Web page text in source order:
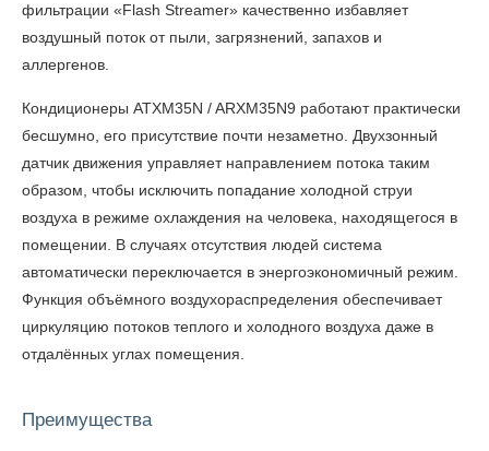
фильтрации «Flash Streamer» качественно избавляет
воздушный поток от пыли, загрязнений, запахов и
аллергенов.
Кондиционеры ATXM35N / ARXM35N9 работают практически
бесшумно, его присутствие почти незаметно. Двухзонный
датчик движения управляет направлением потока таким
образом, чтобы исключить попадание холодной струи
воздуха в режиме охлаждения на человека, находящегося в
помещении. В случаях отсутствия людей система
автоматически переключается в энергоэкономичный режим.
Функция объёмного воздухораспределения обеспечивает
циркуляцию потоков теплого и холодного воздуха даже в
отдалённых углах помещения.
Преимущества